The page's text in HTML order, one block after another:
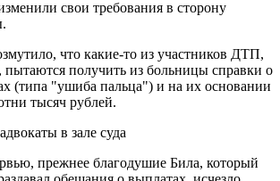
свои требования в сторону
что какие-то из участников ДТП,
пытаются получить из больницы справки о
(типа "ушиба пальца") и на их основании
тысяч рублей.
в зале суда
прежнее благодушие Била, который